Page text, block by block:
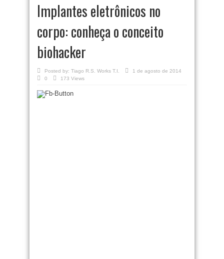
Implantes eletrônicos no
corpo: conheça o conceito
biohacker
Posted by: Tiago R.S. Works T.I.
1 de agosto de 2014
0
173 Views